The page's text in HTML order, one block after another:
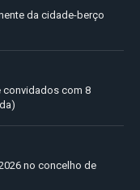
da cidade-berço
convidados com 8
no concelho de